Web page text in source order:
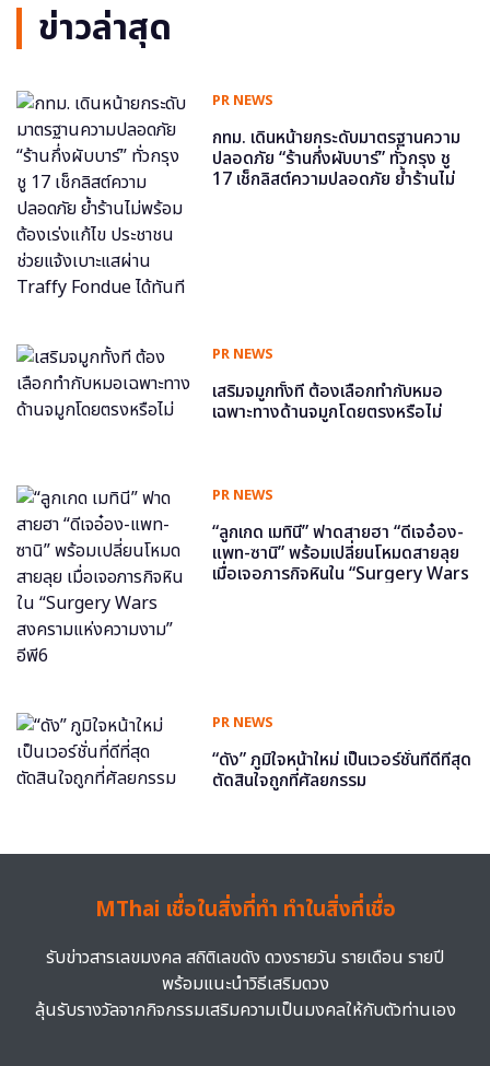
ข่าวล่าสุด
PR NEWS
กทม. เดินหน้ายกระดับมาตรฐานความ
ปลอดภัย “ร้านกึ่งผับบาร์” ทั่วกรุง ชู
17 เช็กลิสต์ความปลอดภัย ย้ำร้านไม่
PR NEWS
เสริมจมูกทั้งที ต้องเลือกทำกับหมอ
เฉพาะทางด้านจมูกโดยตรงหรือไม่
PR NEWS
“ลูกเกด เมทินี” ฟาดสายฮา “ดีเจอ๋อง-
แพท-ซานิ” พร้อมเปลี่ยนโหมดสายลุย
เมื่อเจอภารกิจหินใน “Surgery Wars
PR NEWS
“ดัง” ภูมิใจหน้าใหม่ เป็นเวอร์ชั่นที่ดีที่สุด
ตัดสินใจถูกที่ศัลยกรรม
MThai เชื่อในสิ่งที่ทำ ทำในสิ่งที่เชื่อ
รับข่าวสารเลขมงคล สถิติเลขดัง ดวงรายวัน รายเดือน รายปี
พร้อมแนะนำวิธีเสริมดวง
ลุ้นรับรางวัลจากกิจกรรมเสริมความเป็นมงคลให้กับตัวท่านเอง